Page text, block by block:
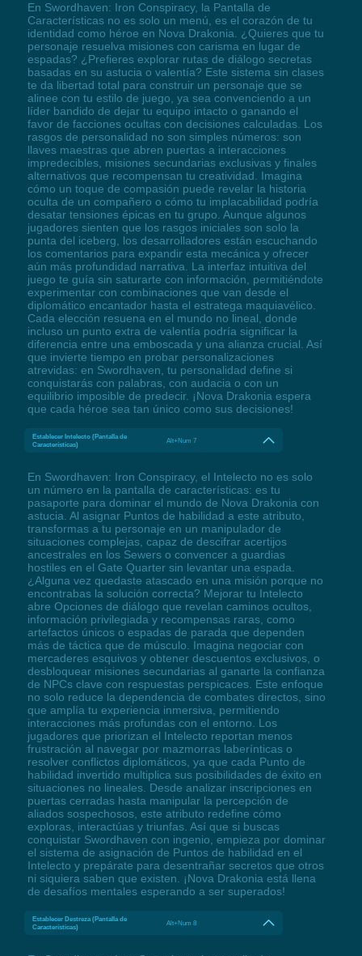
En Swordhaven: Iron Conspiracy, la Pantalla de
Características no es solo un menú, es el corazón de tu
identidad como héroe en Nova Drakonia. ¿Quieres que tu
personaje resuelva misiones con carisma en lugar de
espadas? ¿Prefieres explorar rutas de diálogo secretas
basadas en su astucia o valentía? Este sistema sin clases
te da libertad total para construir un personaje que se
alinee con tu estilo de juego, ya sea convenciendo a un
líder bandido de dejar tu equipo intacto o ganando el
favor de facciones ocultas con decisiones calculadas. Los
rasgos de personalidad no son simples números: son
llaves maestras que abren puertas a interacciones
impredecibles, misiones secundarias exclusivas y finales
alternativos que recompensan tu creatividad. Imagina
cómo un toque de compasión puede revelar la historia
oculta de un compañero o cómo tu implacabilidad podría
desatar tensiones épicas en tu grupo. Aunque algunos
jugadores sienten que los rasgos iniciales son solo la
punta del iceberg, los desarrolladores están escuchando
los comentarios para expandir esta mecánica y ofrecer
aún más profundidad narrativa. La interfaz intuitiva del
juego te guía sin saturarte con información, permitiéndote
experimentar con combinaciones que van desde el
diplomático encantador hasta el estratega maquiavélico.
Cada elección resuena en el mundo no lineal, donde
incluso un punto extra de valentía podría significar la
diferencia entre una emboscada y una alianza crucial. Así
que invierte tiempo en probar personalizaciones
atrevidas: en Swordhaven, tu personalidad define si
conquistarás con palabras, con audacia o con un
equilibrio imposible de predecir. ¡Nova Drakonia espera
que cada héroe sea tan único como sus decisiones!
Establecer Intelecto (Pantalla de
Características)
Alt+Num 7
En Swordhaven: Iron Conspiracy, el Intelecto no es solo
un número en la pantalla de características: es tu
pasaporte para dominar el mundo de Nova Drakonia con
astucia. Al asignar Puntos de habilidad a este atributo,
transformas a tu personaje en un manipulador de
situaciones complejas, capaz de descifrar acertijos
ancestrales en los Sewers o convencer a guardias
hostiles en el Gate Quarter sin levantar una espada.
¿Alguna vez quedaste atascado en una misión porque no
encontrabas la solución correcta? Mejorar tu Intelecto
abre Opciones de diálogo que revelan caminos ocultos,
información privilegiada y recompensas raras, como
artefactos únicos o espadas de parada que dependen
más de táctica que de músculo. Imagina negociar con
mercaderes esquivos y obtener descuentos exclusivos, o
desbloquear misiones secundarias al ganarte la confianza
de NPCs clave con respuestas perspicaces. Este enfoque
no solo reduce la dependencia de combates directos, sino
que amplía tu experiencia inmersiva, permitiendo
interacciones más profundas con el entorno. Los
jugadores que priorizan el Intelecto reportan menos
frustración al navegar por mazmorras laberínticas o
resolver conflictos diplomáticos, ya que cada Punto de
habilidad invertido multiplica sus posibilidades de éxito en
situaciones no lineales. Desde analizar inscripciones en
puertas cerradas hasta manipular la percepción de
aliados sospechosos, este atributo redefine cómo
exploras, interactúas y triunfas. Así que si buscas
conquistar Swordhaven con ingenio, empieza por dominar
el sistema de asignación de Puntos de habilidad en el
Intelecto y prepárate para desentrañar secretos que otros
ni siquiera saben que existen. ¡Nova Drakonia está llena
de desafíos mentales esperando a ser superados!
Establecer Destreza (Pantalla de
Características)
Alt+Num 8